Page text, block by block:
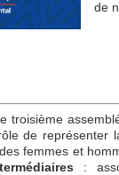
de
troisième
de représenter
femmes et
: